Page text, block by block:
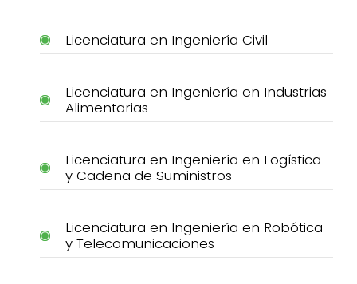
Licenciatura en Ingeniería Civil
Licenciatura en Ingeniería en Industrias
Alimentarias
Licenciatura en Ingeniería en Logística
y Cadena de Suministros
Licenciatura en Ingeniería en Robótica
y Telecomunicaciones